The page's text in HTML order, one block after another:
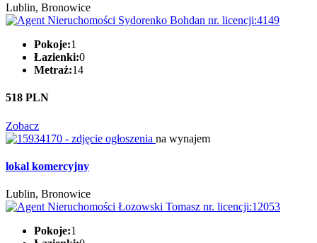
Lublin, Bronowice
Pokoje:1
Łazienki:0
Metraż:14
518 PLN
Zobacz
na wynajem
lokal komercyjny
Lublin, Bronowice
Pokoje:1